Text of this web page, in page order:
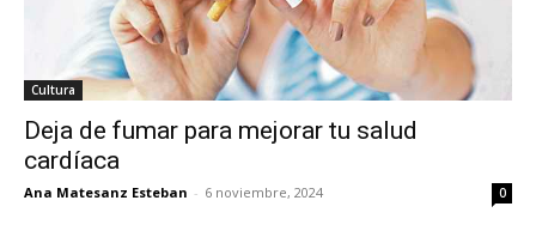
Cultura
Deja de fumar para mejorar tu salud
cardíaca
Ana Matesanz Esteban - 6 noviembre, 2024 0